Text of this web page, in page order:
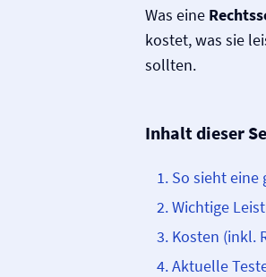
Was eine
kostet, was sie
sollten.
Inhalt dieser
So sieht eine
Wichtige
Kosten (inkl.
Aktuelle